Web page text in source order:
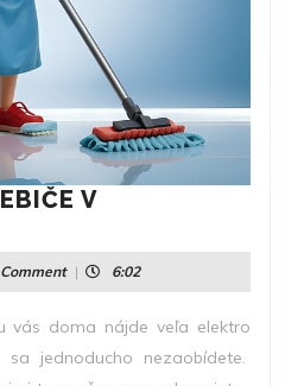
V
| 6:02
doma nájde veľa elektro
jednoducho nezaobídete.